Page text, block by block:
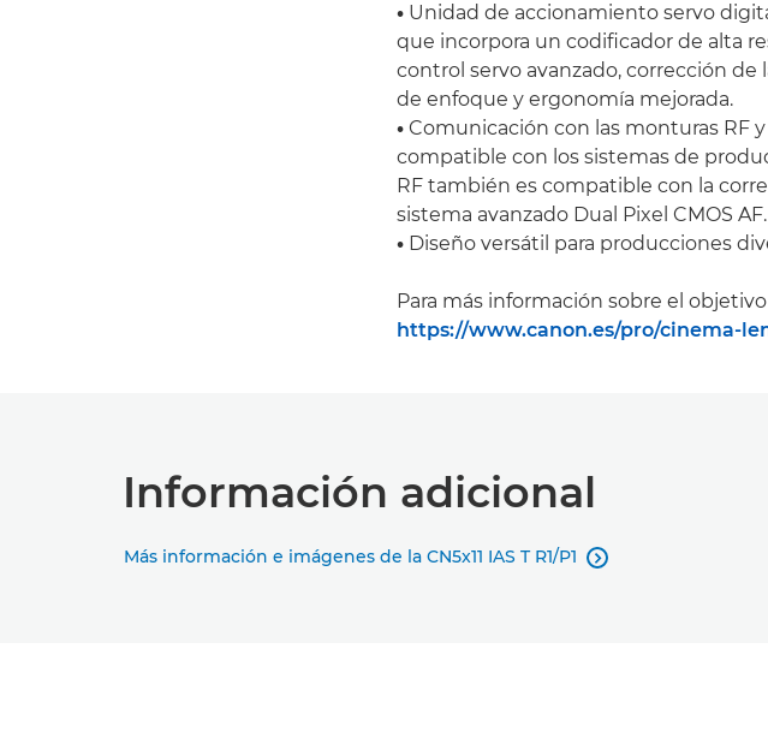
• Unidad de accionamiento servo
que incorpora un codificador de alta
control servo avanzado, corrección
de enfoque y ergonomía mejorada.
• Comunicación con las monturas RF
compatible con los sistemas de
RF también es compatible con la
sistema avanzado Dual Pixel CMOS AF.
• Diseño versátil para producciones
Para más información sobre el objetivo
https://www.canon.es/pro/cinema-
Información adicional
Más información e imágenes de la CN5x11 IAS T R1/P1 